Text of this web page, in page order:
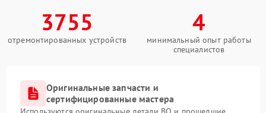
3755
отремонтированных устройств
4
минимальный опыт работы
специалистов
Оригинальные запчасти и
сертифицированные мастера